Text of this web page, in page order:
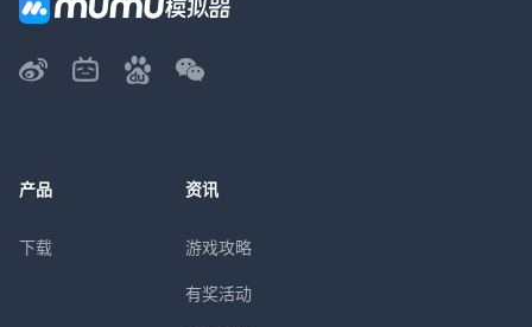
产品
下载
资讯
游戏攻略
有奖活动